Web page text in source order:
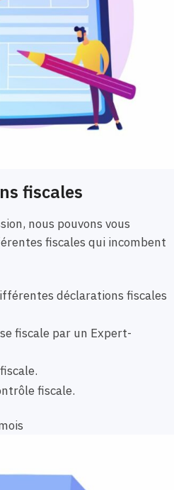
fiscales
nous pouvons vous
fiscales qui incombent
déclarations fiscales
fiscale par un Expert-
fiscale.